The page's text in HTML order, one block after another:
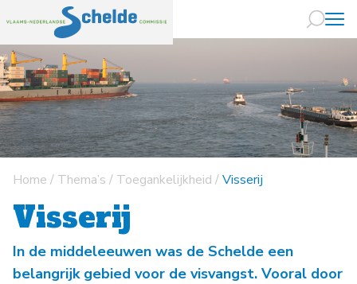
Home / Thema’s / Toegankelijkheid /Visserij
Visserij
In de middeleeuwen was de Schelde een
belangrijk gebied voor de visvangst. Vooral door